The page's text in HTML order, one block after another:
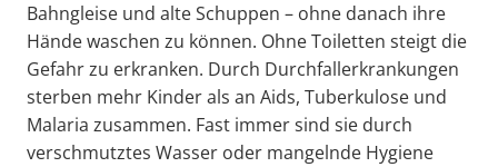
Bahngleise und alte Schuppen – ohne danach ihre
Hände waschen zu können. Ohne Toiletten steigt die
Gefahr zu erkranken. Durch Durchfallerkrankungen
sterben mehr Kinder als an Aids, Tuberkulose und
Malaria zusammen. Fast immer sind sie durch
verschmutztes Wasser oder mangelnde Hygiene